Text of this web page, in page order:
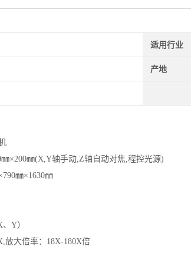
适用行业
产地
×200㎜(X,Y轴手动,Z轴自动对焦,程控光源)
㎜×1630㎜
Y）
放大倍率：18X-180X倍